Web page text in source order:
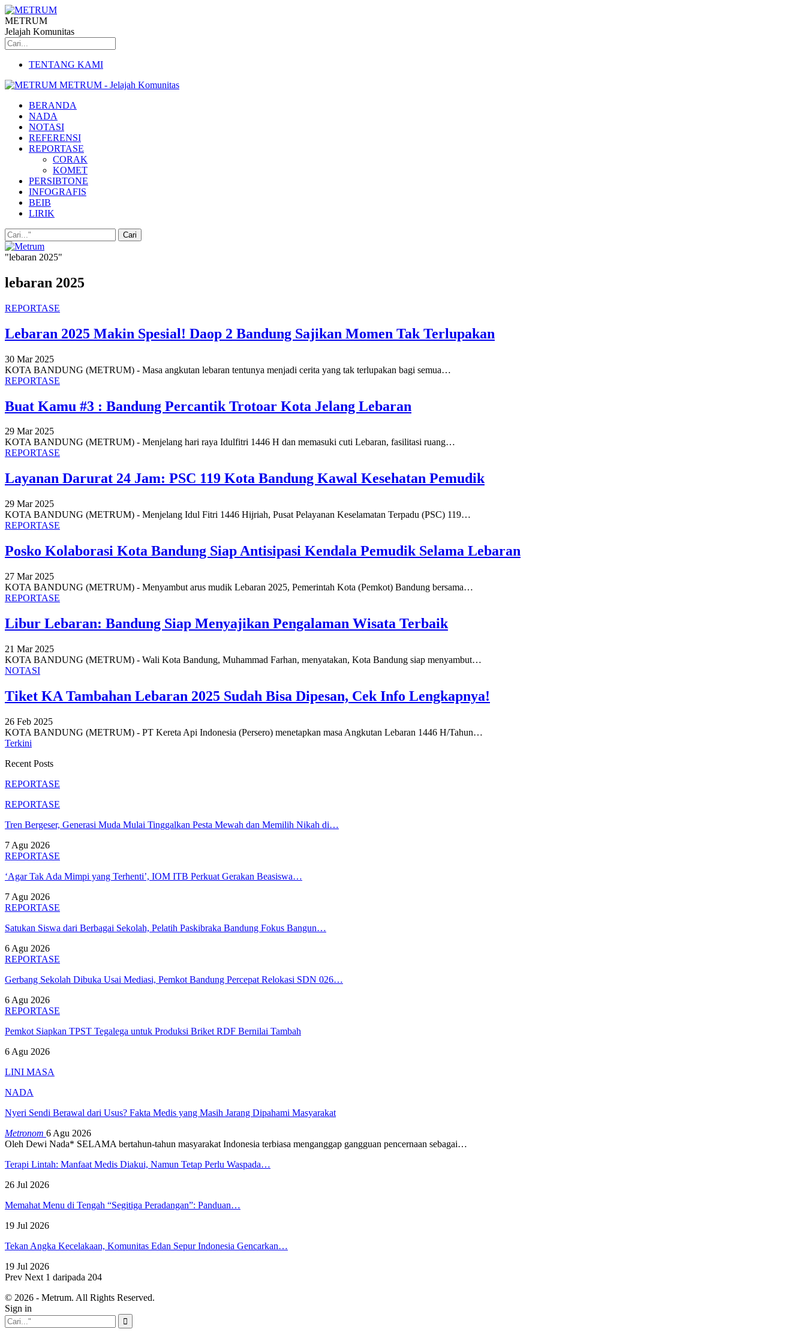
METRUM
Jelajah Komunitas
TENTANG KAMI
METRUM - Jelajah Komunitas
BERANDA
NADA
NOTASI
REFERENSI
REPORTASE
CORAK
KOMET
PERSIBTONE
INFOGRAFIS
BEIB
LIRIK
"lebaran 2025"
lebaran 2025
REPORTASE
Lebaran 2025 Makin Spesial! Daop 2 Bandung Sajikan Momen Tak Terlupakan
30 Mar 2025
KOTA BANDUNG (METRUM) - Masa angkutan lebaran tentunya menjadi cerita yang tak terlupakan bagi semua…
REPORTASE
Buat Kamu #3 : Bandung Percantik Trotoar Kota Jelang Lebaran
29 Mar 2025
KOTA BANDUNG (METRUM) - Menjelang hari raya Idulfitri 1446 H dan memasuki cuti Lebaran, fasilitasi ruang…
REPORTASE
Layanan Darurat 24 Jam: PSC 119 Kota Bandung Kawal Kesehatan Pemudik
29 Mar 2025
KOTA BANDUNG (METRUM) - Menjelang Idul Fitri 1446 Hijriah, Pusat Pelayanan Keselamatan Terpadu (PSC) 119…
REPORTASE
Posko Kolaborasi Kota Bandung Siap Antisipasi Kendala Pemudik Selama Lebaran
27 Mar 2025
KOTA BANDUNG (METRUM) - Menyambut arus mudik Lebaran 2025, Pemerintah Kota (Pemkot) Bandung bersama…
REPORTASE
Libur Lebaran: Bandung Siap Menyajikan Pengalaman Wisata Terbaik
21 Mar 2025
KOTA BANDUNG (METRUM) - Wali Kota Bandung, Muhammad Farhan, menyatakan, Kota Bandung siap menyambut…
NOTASI
Tiket KA Tambahan Lebaran 2025 Sudah Bisa Dipesan, Cek Info Lengkapnya!
26 Feb 2025
KOTA BANDUNG (METRUM) - PT Kereta Api Indonesia (Persero) menetapkan masa Angkutan Lebaran 1446 H/Tahun…
Terkini
Recent Posts
REPORTASE
REPORTASE
Tren Bergeser, Generasi Muda Mulai Tinggalkan Pesta Mewah dan Memilih Nikah di…
7 Agu 2026
REPORTASE
‘Agar Tak Ada Mimpi yang Terhenti’, IOM ITB Perkuat Gerakan Beasiswa…
7 Agu 2026
REPORTASE
Satukan Siswa dari Berbagai Sekolah, Pelatih Paskibraka Bandung Fokus Bangun…
6 Agu 2026
REPORTASE
Gerbang Sekolah Dibuka Usai Mediasi, Pemkot Bandung Percepat Relokasi SDN 026…
6 Agu 2026
REPORTASE
Pemkot Siapkan TPST Tegalega untuk Produksi Briket RDF Bernilai Tambah
6 Agu 2026
LINI MASA
NADA
Nyeri Sendi Berawal dari Usus? Fakta Medis yang Masih Jarang Dipahami Masyarakat
Metronom 6 Agu 2026
Oleh Dewi Nada* SELAMA bertahun-tahun masyarakat Indonesia terbiasa menganggap gangguan pencernaan sebagai…
Terapi Lintah: Manfaat Medis Diakui, Namun Tetap Perlu Waspada…
26 Jul 2026
Memahat Menu di Tengah “Segitiga Peradangan”: Panduan…
19 Jul 2026
Tekan Angka Kecelakaan, Komunitas Edan Sepur Indonesia Gencarkan…
19 Jul 2026
Prev Next 1 daripada 204
© 2026 - Metrum. All Rights Reserved.
Sign in